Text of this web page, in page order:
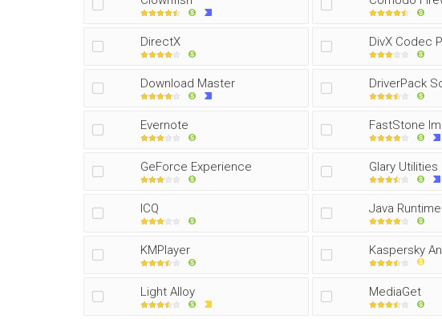
DirectX DivX Codec
Download Master DriverPack
Evernote FastStone
GeForce Experience Glary Utilities
ICQ Java
KMPlayer Kaspersky
Light Alloy MediaGet